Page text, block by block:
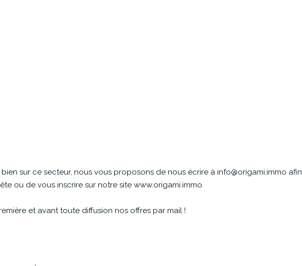
sur ce secteur, nous vous proposons de nous écrire à info@origami.immo afin
ou de vous inscrire sur notre site www.origami.immo.
et avant toute diffusion nos offres par mail !